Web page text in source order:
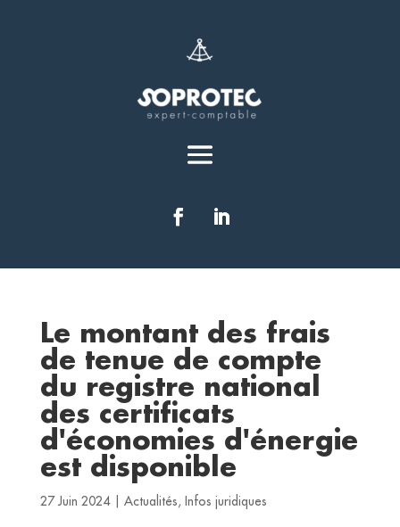
Le montant des frais
de tenue de compte
du registre national
des certificats
d'économies d'énergie
est disponible
27 Juin 2024| Actualités , Infos juridiques